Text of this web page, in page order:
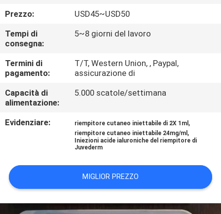
CONTROLLO
DELLA
QUALITÀ
CONTATTACI
CHIEDI
UN
PREVENTIVO
Prezzo:
USD45~USD50
Tempi di
consegna:
5~8 giorni del lavoro
Termini di
pagamento:
T/T, Western Union, , Paypal,
assicurazione di
Capacità di
alimentazione:
5.000 scatole/settimana
Evidenziare: riempitore cutaneo iniettabile di 2X 1ml ,
riempitore cutaneo iniettabile 24mg/ml ,
Iniezioni acide ialuroniche del riempitore di
Juvederm
MIGLIOR PREZZO